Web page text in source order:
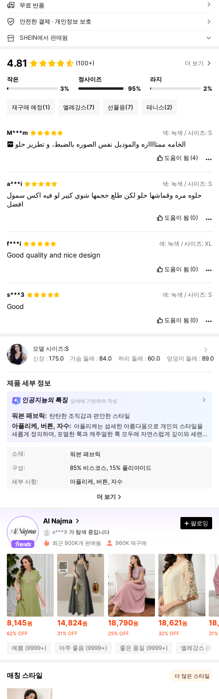
무료 반품
안전한 결제 · 개인정보 보호
SHEIN에서 판매됨
4.81 (100+) 더 보기
작은
3%
정사이즈
95%
라지
2%
재구매 예정(1) 엘레강스(7) 선물용(7) 테니스(2)
M***m 색: 녹색 / 사이즈: S
الخامه ممتاااازه والموديل نفس الصوره بالضبط، وتطريز حلو
도움이 됨 (4)
a***i 색: 녹색 / 사이즈: S
حلوه مره وقماشها حلو لكن طلع حجمها شوي كبير لو فيه اكس سمول
افضل
도움이 됨 (0)
f***i 색: 녹색 / 사이즈: XL
Goodqualityand nicedesign
도움이 됨 (0)
s***3 색: 녹색 / 사이즈: S
Good
도움이 됨 (0)
모델 사이즈:S
신장 : 175.0 가슴 둘레 :84.0 허리 둘레 : 60.0 엉덩이 둘레 : 89.0
제품 세부 정보
인공지능의 특징 상세에 기반하여 작성
워븐 패브릭: 탄탄한 조직감과 편안한 스타일
아플리케, 버튼, 자수: 아플리케는 섬세한 아름다움으로 개인의 스타일을
새롭게 정의하며, 포멀한 룩과 캐주얼한 룩 모두에 자연스럽게 깊이와 세련
소재:
워븐 패브릭
구성:
85% 비스코스, 15% 폴리아미드
세부 사항:
아플리케, 버튼, 자수
더 보기
Al Najma
e***8가 탐색 중입니다
4.91
594K 팔로워
4.91 594K 팔로워
594K 팔로워
4.91 594K 팔로워
4.91 594K 팔로워
4.91 594K 팔로워
팔로잉
최근 900K개 판매됨 960K 재구매
8,145원
62% OFF
14,824원
31% OFF
18,790원
25% OFF
18,621원
32% OFF
예쁨 (9999+) 아주 좋음 (9999+) 좋은 품질 (9999+) 엘레강스
매칭 스타일 더 많은 스타일